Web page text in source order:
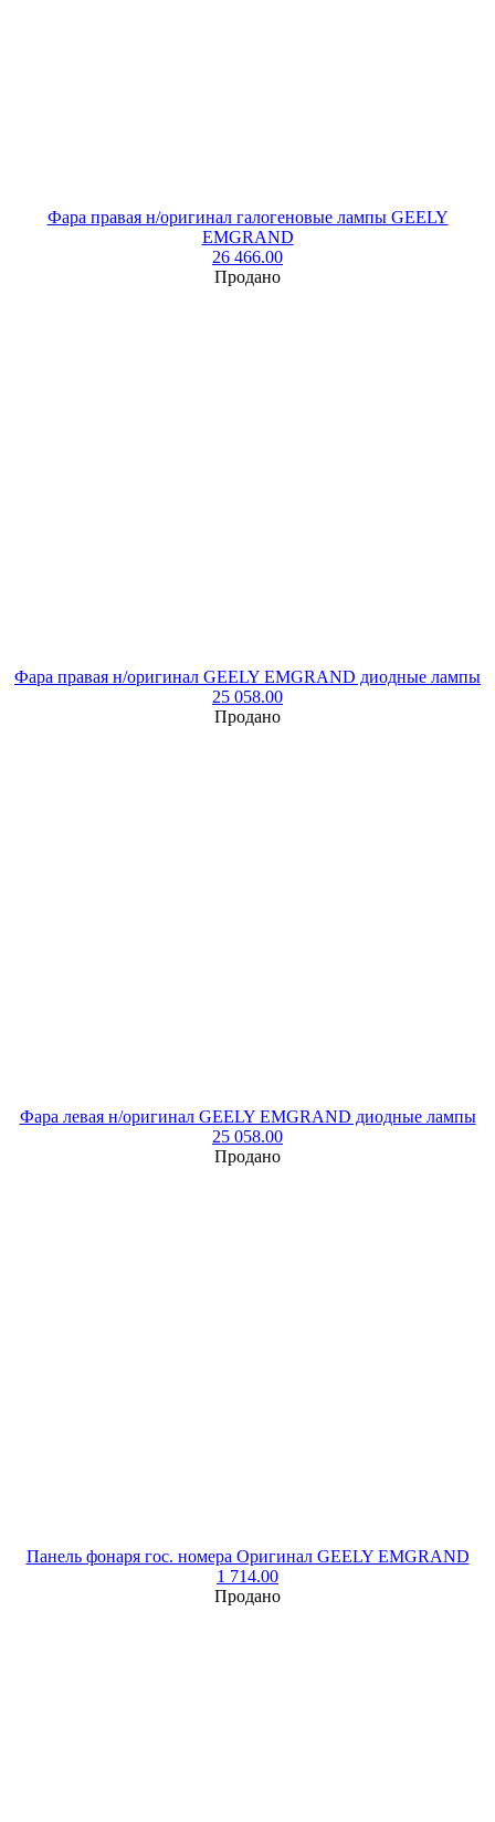
Фара правая н/оригинал галогеновые лампы GEELY
EMGRAND
26 466.00
Продано
Фара правая н/оригинал GEELY EMGRAND диодные лампы
25 058.00
Продано
Фара левая н/оригинал GEELY EMGRAND диодные лампы
25 058.00
Продано
Панель фонаря гос. номера Оригинал GEELY EMGRAND
1 714.00
Продано